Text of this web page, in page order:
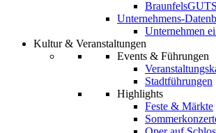
Unternehmens-
Unternehmen
Kultur & Veranstaltungen
Events & Führungen
Stadtführungen
Highlights
Feste & Märkte